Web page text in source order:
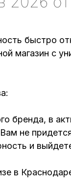
быстро
магазин с
бренда, в
не
и
в